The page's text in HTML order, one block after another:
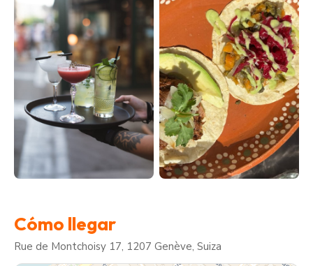
Cómo llegar
Rue de Montchoisy 17, 1207 Genève, Suiza